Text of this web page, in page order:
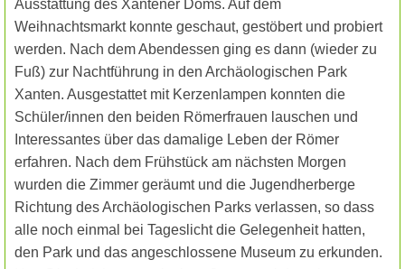
Ausstattung des Xantener Doms. Auf dem
Weihnachtsmarkt konnte geschaut, gestöbert und probiert
werden. Nach dem Abendessen ging es dann (wieder zu
Fuß) zur Nachtführung in den Archäologischen Park
Xanten. Ausgestattet mit Kerzenlampen konnten die
Schüler/innen den beiden Römerfrauen lauschen und
Interessantes über das damalige Leben der Römer
erfahren. Nach dem Frühstück am nächsten Morgen
wurden die Zimmer geräumt und die Jugendherberge
Richtung des Archäologischen Parks verlassen, so dass
alle noch einmal bei Tageslicht die Gelegenheit hatten,
den Park und das angeschlossene Museum zu erkunden.